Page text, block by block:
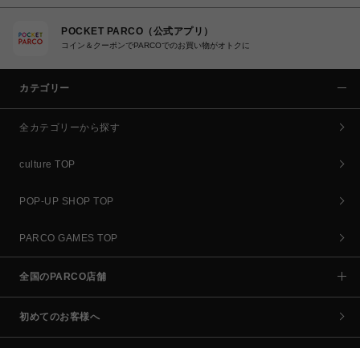
POCKET PARCO（公式アプリ）
コイン＆クーポンでPARCOでのお買い物がオトクに
カテゴリー
全カテゴリーから探す
culture TOP
POP-UP SHOP TOP
PARCO GAMES TOP
全国のPARCO店舗
初めてのお客様へ